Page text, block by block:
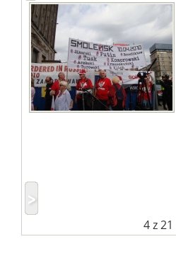
4z 21